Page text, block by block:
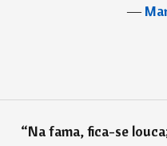
―
“Na fama, fica-se